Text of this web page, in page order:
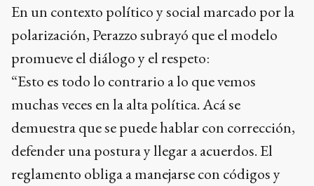
En un contexto político y social marcado por la
polarización, Perazzo subrayó que el modelo
promueve el diálogo y el respeto:
“Esto es todo lo contrario a lo que vemos
muchas veces en la alta política. Acá se
demuestra que se puede hablar con corrección,
defender una postura y llegar a acuerdos. El
reglamento obliga a manejarse con códigos y